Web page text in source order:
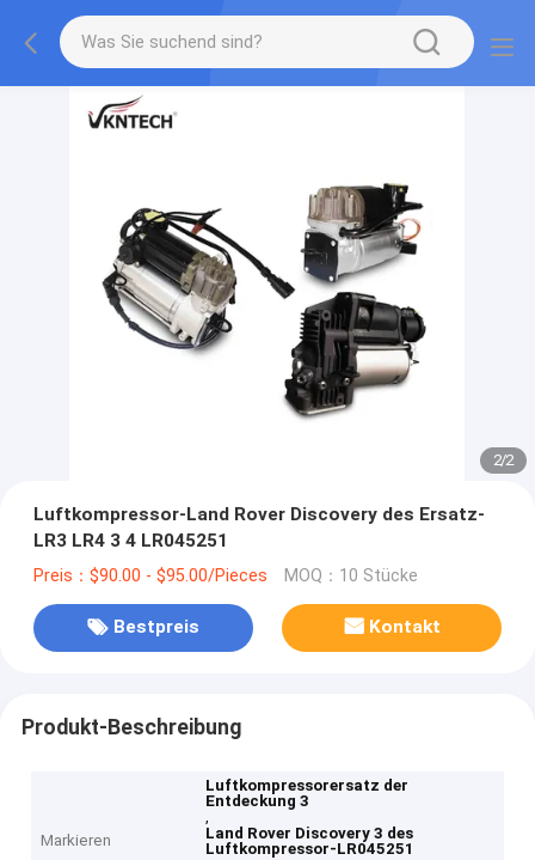
2/2
Luftkompressor-Land Rover Discovery des Ersatz-
LR3 LR4 3 4 LR045251
Preis：$90.00 - $95.00/Pieces MOQ：10 Stücke
Bestpreis Kontakt
Produkt-Beschreibung
Markieren
Luftkompressorersatz der
Entdeckung 3
,
Land Rover Discovery 3 des
Luftkompressor-LR045251